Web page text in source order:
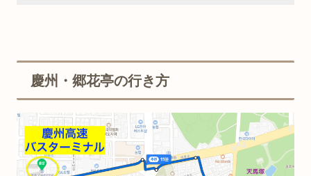
慶州・郷花亭の行き方